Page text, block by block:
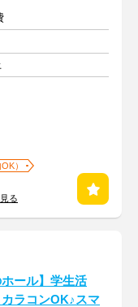
）
る
ホール】学生活
ラコンOK♪スマ